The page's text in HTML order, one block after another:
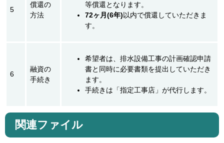
5
償還の
方法
等償還となります。
72ヶ月(6年)以内で償還していただきま
す。
6
融資の
手続き
希望者は、排水設備工事の計画確認申請
書と同時に必要書類を提出していただき
ます。
手続きは「指定工事店」が代行します。
関連ファイル